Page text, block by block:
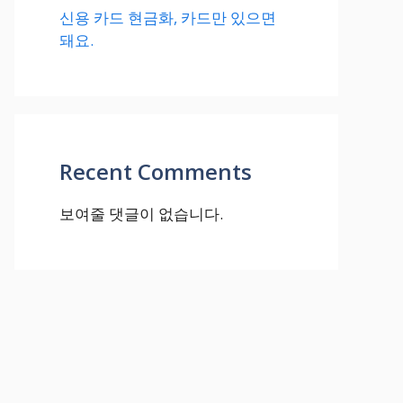
신용 카드 현금화, 카드만 있으면
돼요.
Recent Comments
보여줄 댓글이 없습니다.